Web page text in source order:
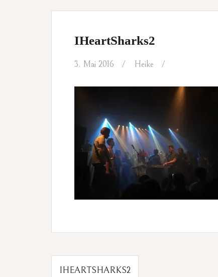
IHeartSharks2
3. Mai 2016 Heike
IHEARTSHARKS2